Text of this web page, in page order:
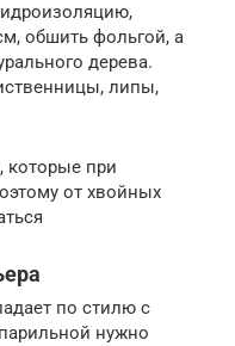
обшить фольгой, а
дерева.
липы,
которые при
от хвойных
по стилю с
нужно